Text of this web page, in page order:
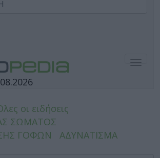
οι ειδήσεις
ΣΩΜΑΤΟΣ
ΓΟΦΩΝ
ΑΔΥΝΑΤΙΣΜΑ